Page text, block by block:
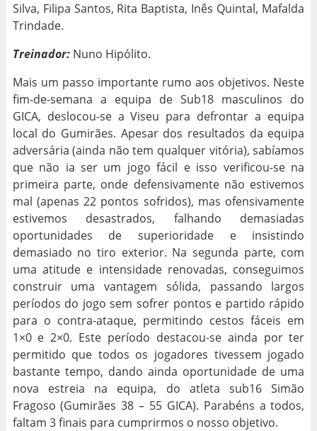
Silva, Filipa Santos, Rita Baptista, Inês Quintal, Mafalda
Trindade.
Treinador:Nuno Hipólito.
Mais um passo importante rumo aos objetivos. Neste
fim-de-semana a equipa de Sub18 masculinos do
GICA, deslocou-se a Viseu para defrontar a equipa
local do Gumirães. Apesar dos resultados da equipa
adversária (ainda não tem qualquer vitória), sabíamos
que não ia ser um jogo fácil e isso verificou-se na
primeira parte, onde defensivamente não estivemos
mal (apenas 22 pontos sofridos), mas ofensivamente
estivemos desastrados, falhando demasiadas
oportunidades de superioridade e insistindo
demasiado no tiro exterior. Na segunda parte, com
uma atitude e intensidade renovadas, conseguimos
construir uma vantagem sólida, passando largos
períodos do jogo sem sofrer pontos e partido rápido
para o contra-ataque, permitindo cestos fáceis em
1×0 e 2×0. Este período destacou-se ainda por ter
permitido que todos os jogadores tivessem jogado
bastante tempo, dando ainda oportunidade de uma
nova estreia na equipa, do atleta sub16 Simão
Fragoso (Gumirães 38 – 55 GICA). Parabéns a todos,
faltam 3 finais para cumprirmos o nosso objetivo.